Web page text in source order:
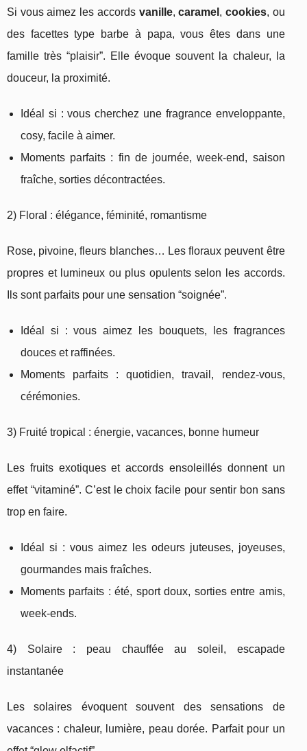
Si vous aimez les accords vanille,caramel , cookies, ou
des facettes type barbe à papa, vous êtes dans une
famille très “plaisir”. Elle évoque souvent la chaleur, la
douceur, la proximité.
Idéal si : vous cherchez une fragrance enveloppante,
cosy, facile à aimer.
Moments parfaits : fin de journée, week-end, saison
fraîche, sorties décontractées.
2) Floral : élégance, féminité, romantisme
Rose, pivoine, fleurs blanches… Les floraux peuvent être
propres et lumineux ou plus opulents selon les accords.
Ils sont parfaits pour une sensation “soignée”.
Idéal si : vous aimez les bouquets, les fragrances
douces et raffinées.
Moments parfaits : quotidien, travail, rendez-vous,
cérémonies.
3) Fruité tropical : énergie, vacances, bonne humeur
Les fruits exotiques et accords ensoleillés donnent un
effet “vitaminé”. C’est le choix facile pour sentir bon sans
trop en faire.
Idéal si : vous aimez les odeurs juteuses, joyeuses,
gourmandes mais fraîches.
Moments parfaits : été, sport doux, sorties entre amis,
week-ends.
4) Solaire : peau chauffée au soleil, escapade
instantanée
Les solaires évoquent souvent des sensations de
vacances : chaleur, lumière, peau dorée. Parfait pour un